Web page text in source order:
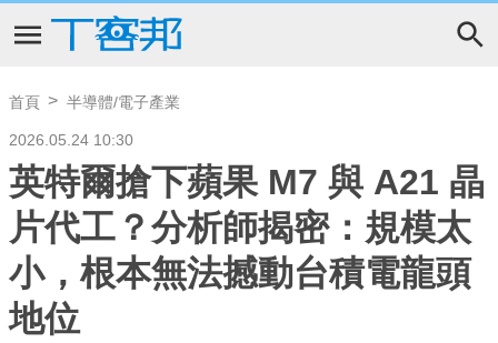
首頁 半導體/電子產業
2026.05.24 10:30
英特爾搶下蘋果 M7 與 A21 晶
片代工？分析師揭密：規模太
小，根本無法撼動台積電龍頭
地位